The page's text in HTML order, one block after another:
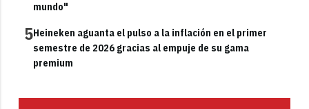
mundo"
5Heineken aguanta el pulso a la inflación en el primer
semestre de 2026 gracias al empuje de su gama
premium